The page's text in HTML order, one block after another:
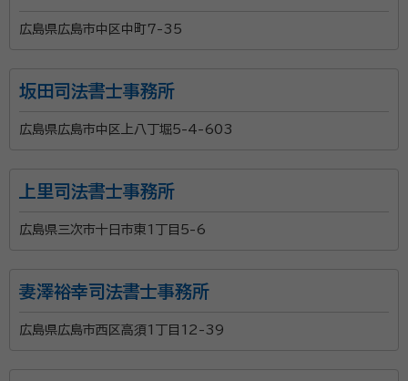
広島県広島市中区中町7-35
坂田司法書士事務所
広島県広島市中区上八丁堀5-4-603
上里司法書士事務所
広島県三次市十日市東1丁目5-6
妻澤裕幸司法書士事務所
広島県広島市西区高須1丁目12-39